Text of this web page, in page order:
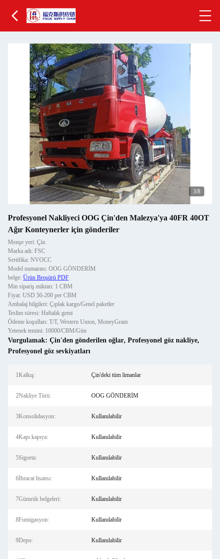
4/8
Profesyonel Nakliyeci OOG Çin'den Malezya'ya 40FR 40OT
Ağır Konteynerler için gönderiler
Menşe yeri: Çin
Marka adı: FSC
Sertifika: NVOCC
Model numarası: OOG GÖNDERİM
belge: Ürün Broşürü PDF
Min sipariş miktarı: 1 CBM
Fiyat: USD 50-200 per CBM
Ambalaj bilgileri: Çıplak kargo/Genel paketler
Teslim süresi: Haftalık gemi
Ödeme koşulları: T/T, Western Union, MoneyGram
Yetenek temini: 10000/CBM/Gün
Vurgulamak: Çin'den gönderilen oğlar, Profesyonel göz nakliye,
Profesyonel göz sevkiyatları
1Kalkış: Çin'deki tüm limanlar
2Nakliye Türü: OOG GÖNDERİM
3Konsolidasyon: Kullanılabilir
4Kapı kapıya: Kullanılabilir
5Sigorta: Kullanılabilir
6İhracat lisansı: Kullanılabilir
7Gümrük belgeleri: Kullanılabilir
8Fumigasyon: Kullanılabilir
9Depo: Kullanılabilir